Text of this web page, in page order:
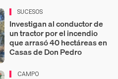
SUCESOS
Investigan al conductor de
un tractor por el incendio
que arrasó 40 hectáreas en
Casas de Don Pedro
CAMPO